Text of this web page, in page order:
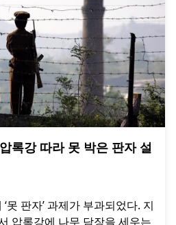
록강 따라 못 박은 판자 설
못 판자’ 과제가 부과되었다. 지
압록강에 나무 담장을 세우는